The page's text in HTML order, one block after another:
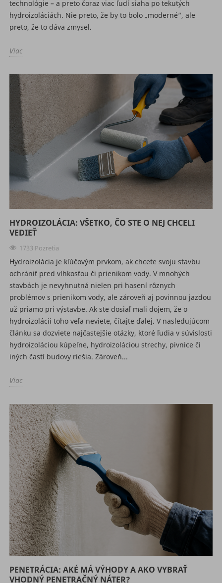
technológie – a preto čoraz viac ľudí siaha po tekutých
hydroizoláciách. Nie preto, že by to bolo „moderné“, ale
preto, že to dáva zmysel.
Viac
HYDROIZOLÁCIA: VŠETKO, ČO STE O NEJ CHCELI
VEDIEŤ
1733 Pozretia
Hydroizolácia je kľúčovým prvkom, ak chcete svoju stavbu
ochrániť pred vlhkosťou či prienikom vody. V mnohých
stavbách je nevyhnutná nielen pri hasení rôznych
problémov s prienikom vody, ale zároveň aj povinnou jazdou
už priamo pri výstavbe. Ak ste dosiaľ mali dojem, že o
hydroizolácii toho veľa neviete, čítajte ďalej. V nasledujúcom
článku sa dozviete najčastejšie otázky, ktoré ľudia v súvislosti
hydroizoláciou kúpeľne, hydroizoláciou strechy, pivnice či
iných častí budovy riešia. Zároveň...
Viac
PENETRÁCIA: AKÉ MÁ VÝHODY A AKO VYBRAŤ
VHODNÝ PENETRAČNÝ NÁTER?